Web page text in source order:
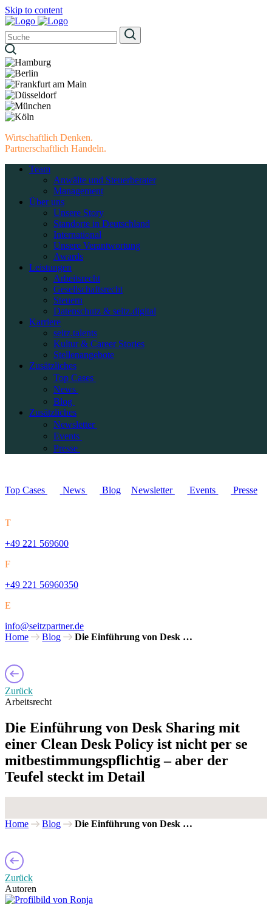
Skip to content
Wirtschaftlich Denken.
Partnerschaftlich Handeln.
Team
Anwälte und Steuerberater
Management
Über uns
Unsere Story
Standorte in Deutschland
International
Unsere Verantwortung
Awards
Leistungen
Arbeitsrecht
Gesellschaftsrecht
Steuern
Datenschutz & seitz.digital
Karriere
seitz.talents
Kultur & Career Stories
Stellenangebote
Zusätzliches
Top Cases
News
Blog
Zusätzliches
Newsletter
Events
Presse
Top Cases News Blog Newsletter Events Presse
T
+49 221 569600
F
+49 221 56960350
E
info@seitzpartner.de
Home
Blog Die Einführung von Desk …
Zurück
Arbeitsrecht
Die Einführung von Desk Sharing mit
einer Clean Desk Policy ist nicht per se
mitbestimmungspflichtig – aber der
Teufel steckt im Detail
Home Blog Die Einführung von Desk …
Zurück
Autoren